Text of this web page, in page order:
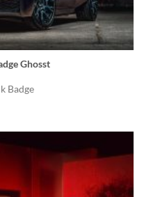
Ghosst
Badge